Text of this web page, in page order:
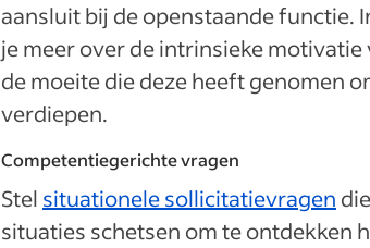
aansluit bij de openstaande functie.
je meer over de intrinsieke motivatie
de moeite die deze heeft genomen
verdiepen.
Competentiegerichte vragen
Stel situationele sollicitatievragen
situaties schetsen om te ontdekken